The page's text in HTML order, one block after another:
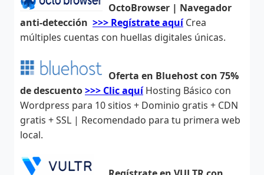
OctoBrowser | Navegador
anti-detección >>> Regístrate aquíCrea
múltiples cuentas con huellas digitales únicas.
Oferta en Bluehost con 75%
de descuento>>> Clic aquíHosting Básico con
Wordpress para 10 sitios + Dominio gratis + CDN
gratis + SSL | Recomendado para tu primera web
local.